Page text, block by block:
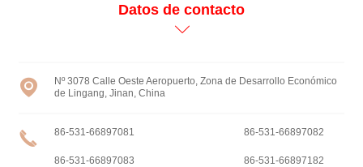
Datos de contacto
Nº 3078 Calle Oeste Aeropuerto, Zona de Desarrollo Económico
de Lingang, Jinan, China
86-531-66897081 86-531-66897082
86-531-66897083 86-531-66897182